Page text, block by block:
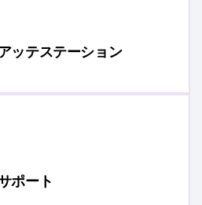
ッテステーション
ポート